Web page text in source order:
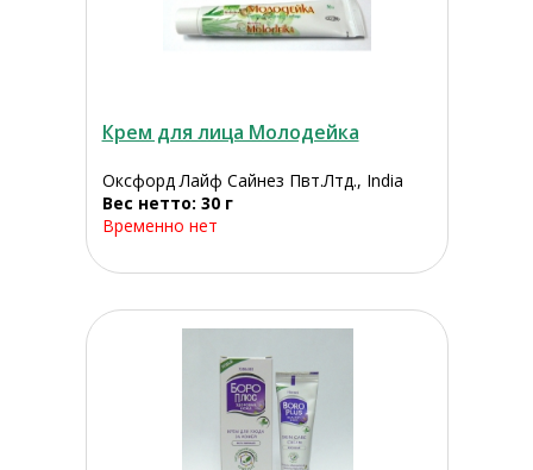
Крем для лица Молодейка
Оксфорд Лайф Сайнез Пвт.Лтд., India
Вес нетто: 30 г
Временно нет